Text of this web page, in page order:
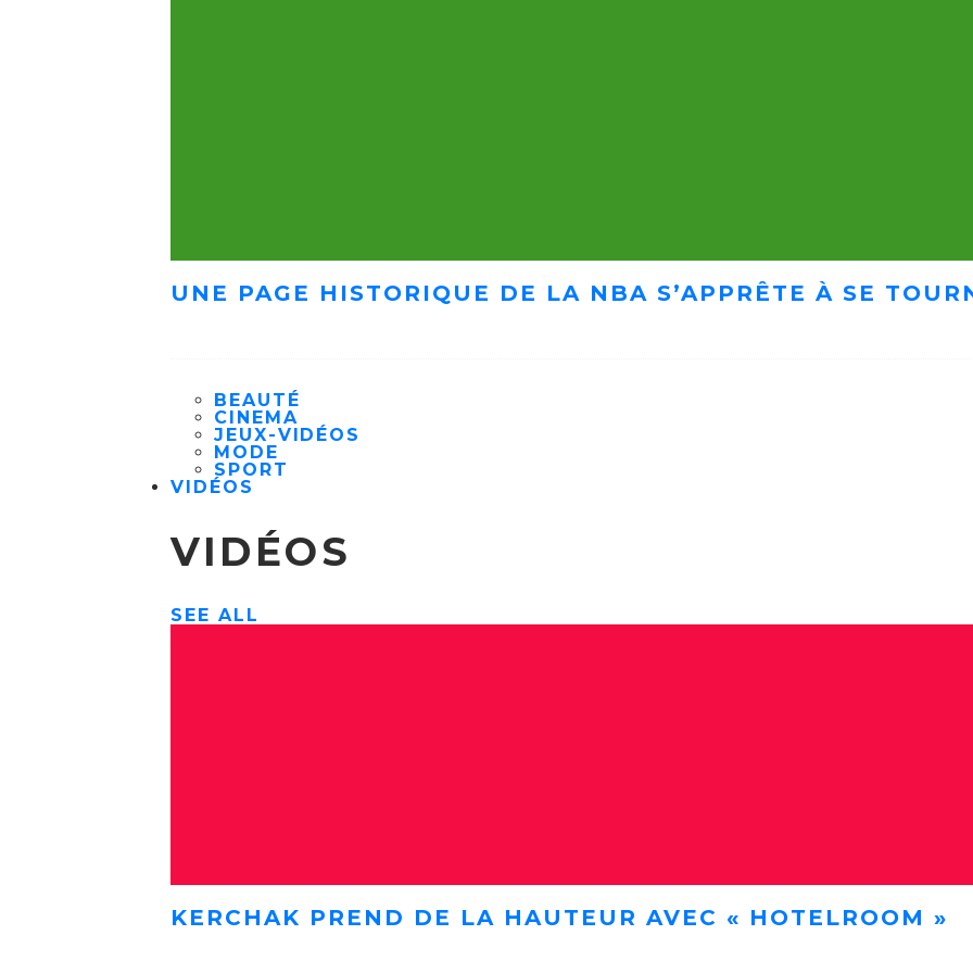
UNE PAGE HISTORIQUE DE LA NBA S’APPRÊTE À SE
BEAUTÉ
CINEMA
JEUX-VIDÉOS
MODE
SPORT
VIDÉOS
VIDÉOS
SEE ALL
KERCHAK PREND DE LA HAUTEUR AVEC « HOTELROOM »